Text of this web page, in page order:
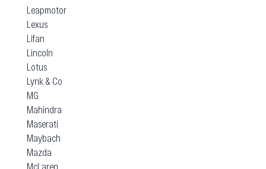
Leapmotor
Lexus
Lifan
Lincoln
Lotus
Lynk & Co
MG
Mahindra
Maserati
Maybach
Mazda
McLaren